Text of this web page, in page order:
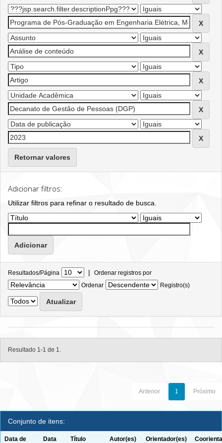
Retornar valores
Adicionar filtros:
Utilizar filtros para refinar o resultado de busca.
Resultados/Página | Ordenar registros por
Ordenar
Registro(s)
Resultado 1-1 de 1.
Anterior 1 Próximo
Conjunto de itens:
Data de
Data
Título Autor(es) Orientador(es)